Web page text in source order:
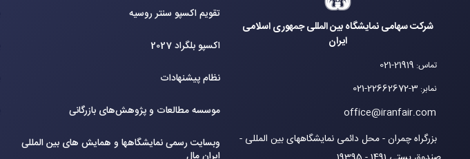
شرکت سهامی نمایشگاه بین المللی جمهوری اسلامی
ایران
تماس:
021-21919
نمابر:
021-22662672-3
office@iranfair.com
بزرگراه چمران - محل دائمی نمایشگاههای بین المللی -
تقویم اکسپو سنتر روسیه
اکسپو بلگراد 2027
نظام پیشنهادات
موسسه مطالعات و پژوهش‌های بازرگانی
وبسایت رسمی نمایشگاهها و همایش های بین‌ المللی